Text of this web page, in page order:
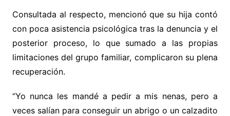
Consultada al respecto, mencionó que su hija contó
con poca asistencia psicológica tras la denuncia y el
posterior proceso, lo que sumado a las propias
limitaciones del grupo familiar, complicaron su plena
recuperación.
“Yo nunca les mandé a pedir a mis nenas, pero a
veces salían para conseguir un abrigo o un calzadito